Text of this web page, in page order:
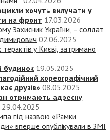
хочуть вилучати у
на фронт 17.03.2026
Захисник України, – солдат
02.06.2025
терактів у Києві, затримано
будинок 19.05.2025
хореографічний
друзів» 08.05.2025
отримають адресну
29.04.2025
під назвою «‎Рамки
вперше опублікували в ЗМІ